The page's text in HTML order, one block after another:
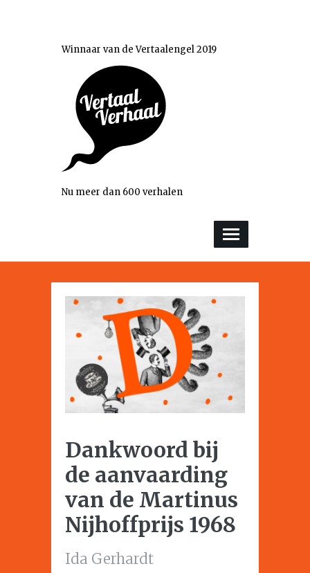
Winnaar van de Vertaalengel 2019
Nu meer dan 600 verhalen
Dankwoord bij
de aanvaarding
van de Martinus
Nijhoffprijs 1968
Ida Gerhardt